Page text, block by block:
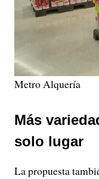
Metro Alquería
Más
solo lugar
La propuesta